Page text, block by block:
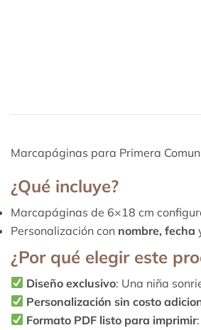
Marcapáginas para Primera
¿Qué incluye?
Marcapáginas de 6×18 cm
Personalización con nombre, fecha
¿Por qué elegir este
Diseño exclusivo: Una niña
Personalización sin costo
Formato PDF listo para imprimir